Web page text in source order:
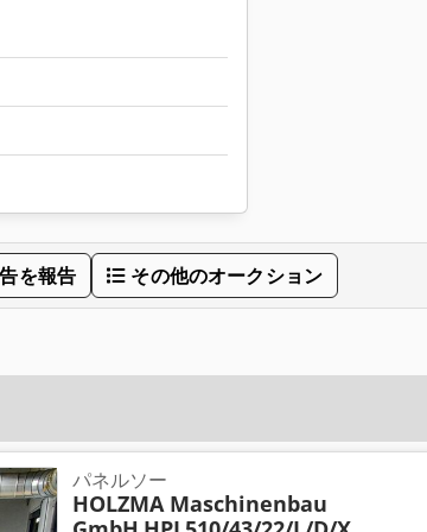
を報告 その他のオークション
パネルソー
HOLZMA Maschinenbau